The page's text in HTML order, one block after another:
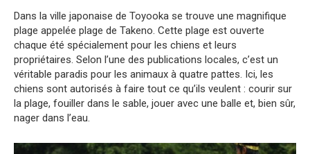
Dans la ville japonaise de Toyooka se trouve une magnifique
plage appelée plage de Takeno. Cette plage est ouverte
chaque été spécialement pour les chiens et leurs
propriétaires. Selon l’une des publications locales, c’est un
véritable paradis pour les animaux à quatre pattes. Ici, les
chiens sont autorisés à faire tout ce qu’ils veulent : courir sur
la plage, fouiller dans le sable, jouer avec une balle et, bien sûr,
nager dans l’eau.